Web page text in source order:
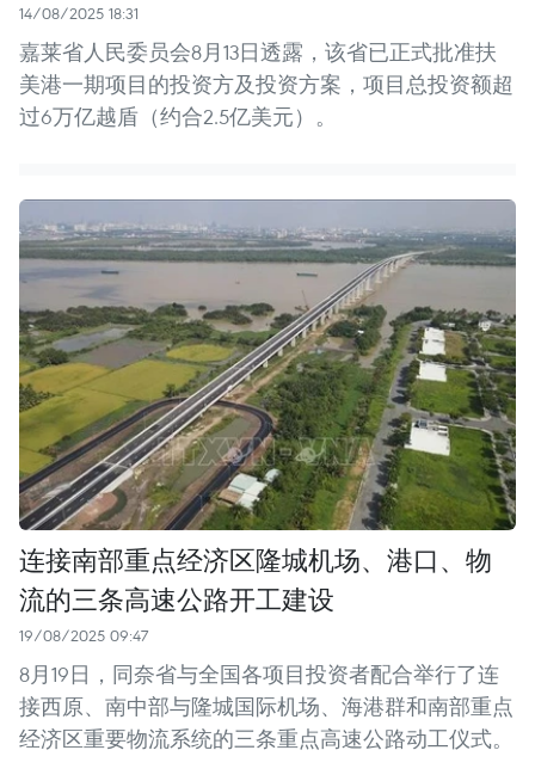
14/08/2025 18:31
嘉莱省人民委员会8月13日透露，该省已正式批准扶
美港一期项目的投资方及投资方案，项目总投资额超
过6万亿越盾（约合2.5亿美元）。
连接南部重点经济区隆城机场、港口、物
流的三条高速公路开工建设
19/08/2025 09:47
8月19日，同奈省与全国各项目投资者配合举行了连
接西原、南中部与隆城国际机场、海港群和南部重点
经济区重要物流系统的三条重点高速公路动工仪式。